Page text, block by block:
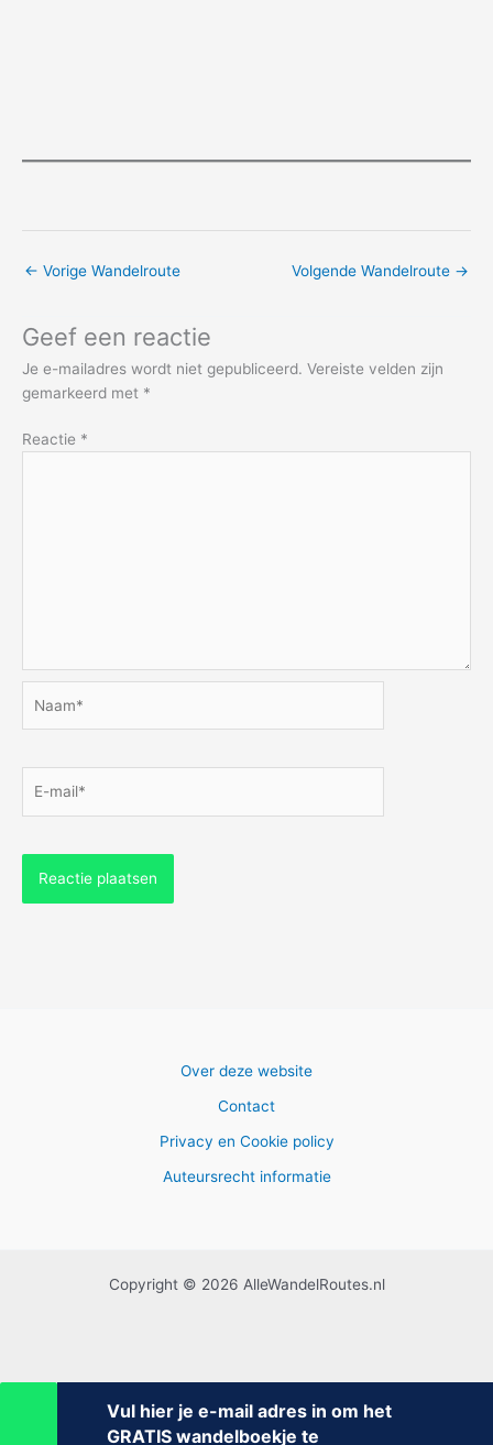
← Vorige Wandelroute Volgende Wandelroute →
Geef een reactie
Je e-mailadres wordt niet gepubliceerd. Vereiste velden zijn
gemarkeerd met *
Reactie *
mail*
Over deze website
Contact
Privacy en Cookie policy
Auteursrecht informatie
Copyright © 2026 AlleWandelRoutes.nl
Vul hier je e-mail adres in om het
GRATIS wandelboekje te